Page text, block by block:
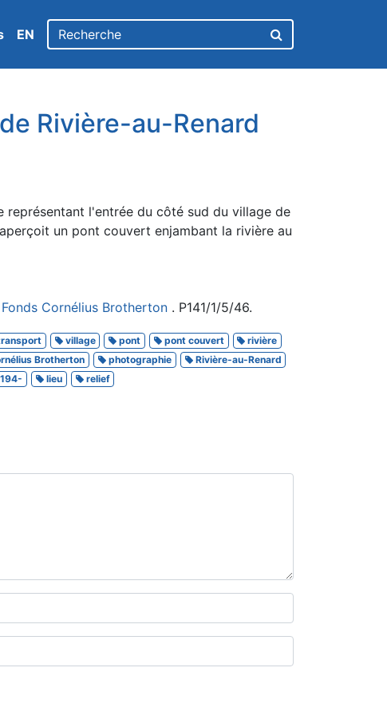
EN
Rivière-au-Renard
représentant l'entrée du côté sud du village de
un pont couvert enjambant la rivière au
Fonds Cornélius Brotherton . P141/1/5/46.
village pont pont couvert
rivière
Brotherton photographie
Rivière-au-Renard
194- lieu relief